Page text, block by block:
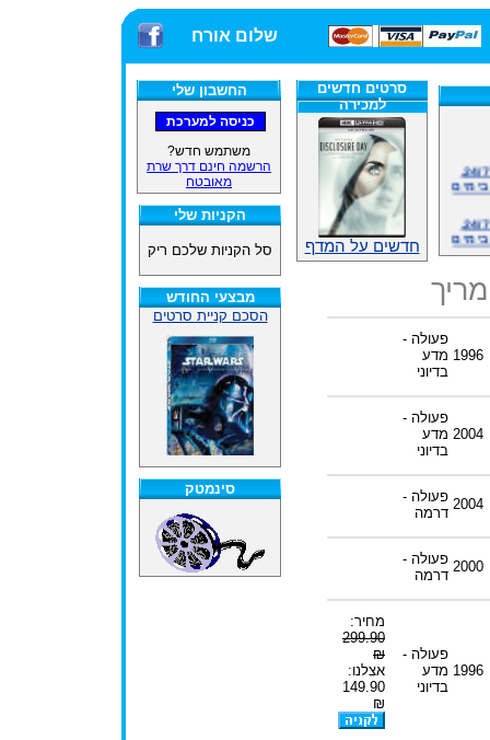
שלום אורח
החשבון שלי
משתמש חדש?
הרשמה חינם דרך שרת
מאובטח
הקניות שלי
סל הקניות שלכם ריק
מבצעי החודש
הסכם קניית סרטים
סינמטק
סרטים חדשים
למכירה
חדשים על המדף
1996
פעולה -
מדע
בדיוני
2004
פעולה -
מדע
בדיוני
2004 פעולה -
דרמה
2000 פעולה -
דרמה
1996
פעולה -
מדע
בדיוני
מחיר:
299.90
₪
אצלנו:
149.90
₪